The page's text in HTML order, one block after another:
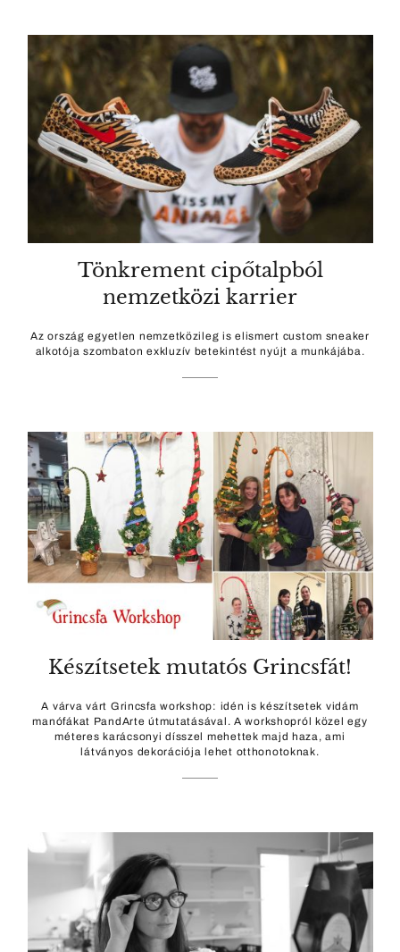
Tönkrement cipőtalpból
nemzetközi karrier
Az ország egyetlen nemzetközileg is elismert custom sneaker
alkotója szombaton exkluzív betekintést nyújt a munkájába.
Készítsetek mutatós Grincsfát!
A várva várt Grincsfa workshop: idén is készítsetek vidám
manófákat PandArte útmutatásával. A workshopról közel egy
méteres karácsonyi dísszel mehettek majd haza, ami
látványos dekorációja lehet otthonotoknak.